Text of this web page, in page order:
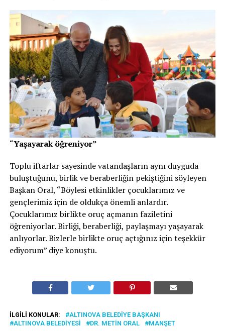
“Yaşayarak öğreniyor”
Toplu iftarlar sayesinde vatandaşların aynı duyguda
buluştuğunu, birlik ve beraberliğin pekiştiğini söyleyen
Başkan Oral, “Böylesi etkinlikler çocuklarımız ve
gençlerimiz için de oldukça önemli anlardır.
Çocuklarımız birlikte oruç açmanın faziletini
öğreniyorlar. Birliği, beraberliği, paylaşmayı yaşayarak
anlıyorlar. Bizlerle birlikte oruç açtığınız için teşekkür
ediyorum” diye konuştu.
İLGILI KONULAR:
ALTINOVA BELEDIYE BAŞKANI
ALTINOVA BELEDIYESI
DR. METIN ORAL MANŞET